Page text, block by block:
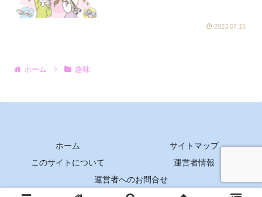
2023.07.15
ホーム 趣味
ホーム
サイトマップ
このサイトについて
運営者情報
運営者へのお問合せ